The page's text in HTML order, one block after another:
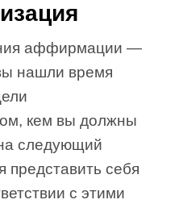
аффирмации —
нашли время
кем вы должны
следующий
себя
с этими